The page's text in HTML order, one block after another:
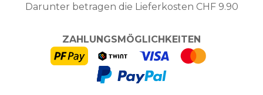
Darunter betragen die Lieferkosten CHF 9.90
ZAHLUNGSMÖGLICHKEITEN